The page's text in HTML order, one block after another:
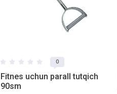
0
Fitnes uchun parall tutqich
90sm